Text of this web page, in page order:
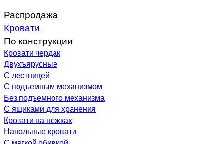
Распродажа
Кровати
По конструкции
Кровати чердак
Двухъярусные
С лестницей
С подъемным механизмом
Без подъемного механизма
С ящиками для хранения
Кровати на ножках
Напольные кровати